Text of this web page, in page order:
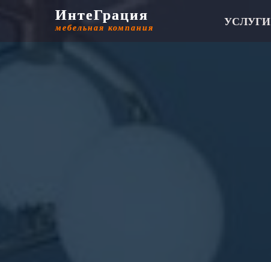
ИнтеГрация
мебельная компания УСЛУГИ
ИнтеГрация
мебельная компания